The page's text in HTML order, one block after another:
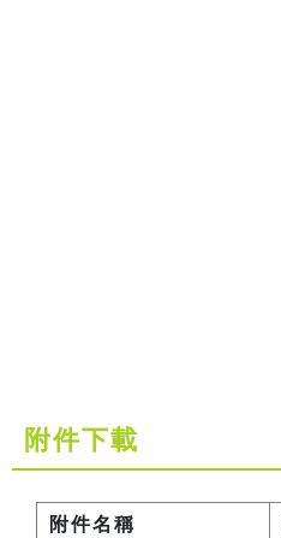
附件下載
附件名稱